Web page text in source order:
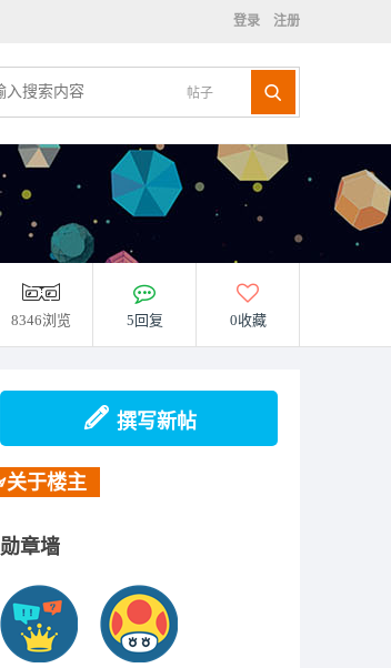
登录 注册
帖子
8346浏览 5回复 0收藏
撰写新帖
关于楼主
勋章墙